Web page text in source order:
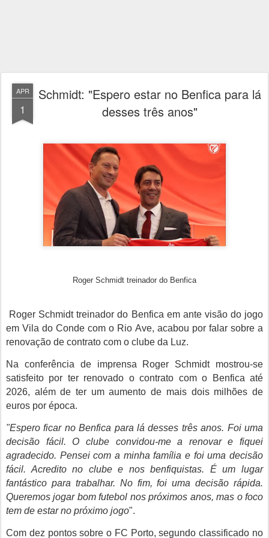
APR
1
Schmidt: "Espero estar no Benfica para lá
desses três anos"
Roger Schmidt treinador do Benfica
Roger Schmidt treinador do Benfica em ante visão do jogo
em Vila do Conde com o Rio Ave, acabou por falar sobre a
renovação de contrato com o clube da Luz.
Na conferência de imprensa Roger Schmidt mostrou-se
satisfeito por ter renovado o contrato com o Benfica até
2026, além de ter um aumento de mais dois milhões de
euros por época.
"Espero ficar no Benfica para lá desses três anos. Foi uma
decisão fácil. O clube convidou-me a renovar e fiquei
agradecido. Pensei com a minha família e foi uma decisão
fácil. Acredito no clube e nos benfiquistas. É um lugar
fantástico para trabalhar. No fim, foi uma decisão rápida.
Queremos jogar bom futebol nos próximos anos, mas o foco
tem de estar no próximo jogo".
Com dez pontos sobre o FC Porto, segundo classificado no